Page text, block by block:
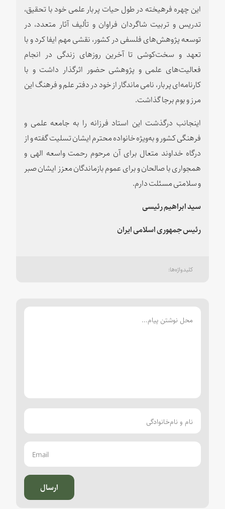
این چهره فرهیخته در طول حیات پربار علمی خود با تحقیق،
تدریس و تربیت شاگردان فراوان و تألیف آثار متعدد، در
توسعه پژوهش‌های فلسفی در کشور، نقشی مهم ایفا کرد و با
تعهد و سخت‌کوشی تا آخرین روزهای زندگی در انجام
فعالیت‌های علمی و پژوهشی حضور اثرگذار داشت و با
کارنامه‌ای پربار، نامی ماندگار از خود در دفتر علم و فرهنگ این
مرز و بوم برجا گذاشت.
اینجانب درگذشت این استاد فرزانه را به جامعه علمی و
فرهنگی کشور و به‌ویژه خانواده محترم ایشان تسلیت گفته و از
درگاه خداوند متعال برای آن مرحوم رحمت واسعه الهی و
همجواری با صالحان و برای عموم بازماندگان معزز ایشان صبر
و سلامتی مسئلت دارم.
سید ابراهیم رئیسی
رئیس جمهوری اسلامی ایران
ارسال